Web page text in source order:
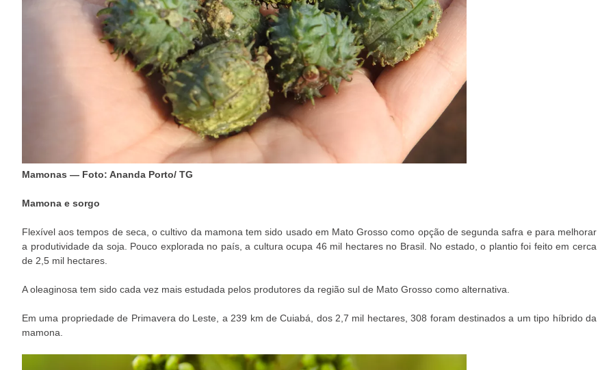
Mamonas — Foto: Ananda Porto/ TG
Mamona e sorgo
Flexível aos tempos de seca, o cultivo da mamona tem sido usado em Mato Grosso como opção de segunda safra e para melhorar
a produtividade da soja. Pouco explorada no país, a cultura ocupa 46 mil hectares no Brasil. No estado, o plantio foi feito em cerca
de 2,5 mil hectares.
A oleaginosa tem sido cada vez mais estudada pelos produtores da região sul de Mato Grosso como alternativa.
Em uma propriedade de Primavera do Leste, a 239 km de Cuiabá, dos 2,7 mil hectares, 308 foram destinados a um tipo híbrido da
mamona.